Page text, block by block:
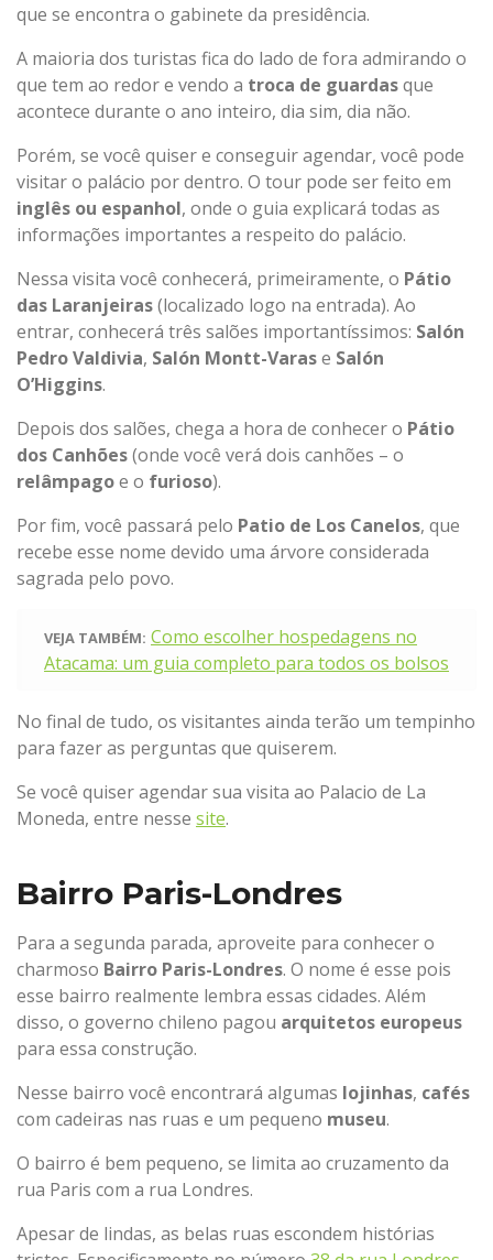
que se encontra o gabinete da presidência.
A maioria dos turistas fica do lado de fora admirando o
que tem ao redor e vendo a troca de guardasque
acontece durante o ano inteiro, dia sim, dia não.
Porém, se você quiser e conseguir agendar, você pode
visitar o palácio por dentro. O tour pode ser feito em
inglês ou espanhol, onde o guia explicará todas as
informações importantes a respeito do palácio.
Nessa visita você conhecerá, primeiramente, o Pátio
das Laranjeiras(localizado logo na entrada). Ao
entrar, conhecerá três salões importantíssimos: Salón
Pedro Valdivia, Salón Montt-Varase Salón
O’Higgins.
Depois dos salões, chega a hora de conhecer o Pátio
dos Canhões(onde você verá dois canhões – o
relâmpagoe o furioso).
Por fim, você passará pelo Patio de Los Canelos, que
recebe esse nome devido uma árvore considerada
sagrada pelo povo.
VEJA TAMBÉM: Como escolher hospedagens no
Atacama: um guia completo para todos os bolsos
No final de tudo, os visitantes ainda terão um tempinho
para fazer as perguntas que quiserem.
Se você quiser agendar sua visita ao Palacio de La
Moneda, entre nesse site.
Bairro Paris-Londres
Para a segunda parada, aproveite para conhecer o
charmoso Bairro Paris-Londres. O nome é esse pois
esse bairro realmente lembra essas cidades. Além
disso, o governo chileno pagou arquitetos europeus
para essa construção.
Nesse bairro você encontrará algumas lojinhas, cafés
com cadeiras nas ruas e um pequeno museu.
O bairro é bem pequeno, se limita ao cruzamento da
rua Paris com a rua Londres.
Apesar de lindas, as belas ruas escondem histórias